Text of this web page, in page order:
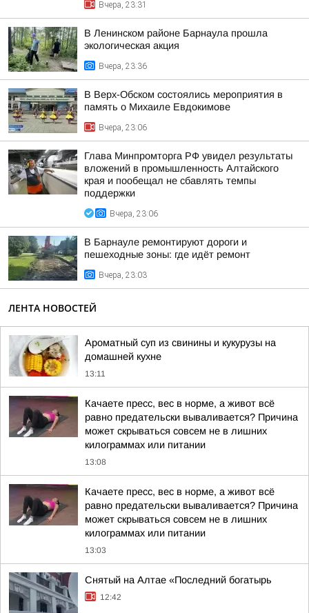
Вчера, 23:31
В Ленинском районе Барнаула прошла
экологическая акция
Вчера, 23:36
В Верх-Обском состоялись мероприятия в
память о Михаиле Евдокимове
Вчера, 23:06
Глава Минпромторга РФ увидел результаты
вложений в промышленность Алтайского
края и пообещал не сбавлять темпы
поддержки
Вчера, 23:06
В Барнауле ремонтируют дороги и
пешеходные зоны: где идёт ремонт
Вчера, 23:03
ЛЕНТА НОВОСТЕЙ
Ароматный суп из свинины и кукурузы на
домашней кухне
13:11
Качаете пресс, вес в норме, а живот всё
равно предательски вываливается? Причина
может скрываться совсем не в лишних
килограммах или питании
13:08
Качаете пресс, вес в норме, а живот всё
равно предательски вываливается? Причина
может скрываться совсем не в лишних
килограммах или питании
13:03
Снятый на Алтае «Последний богатырь
12:42